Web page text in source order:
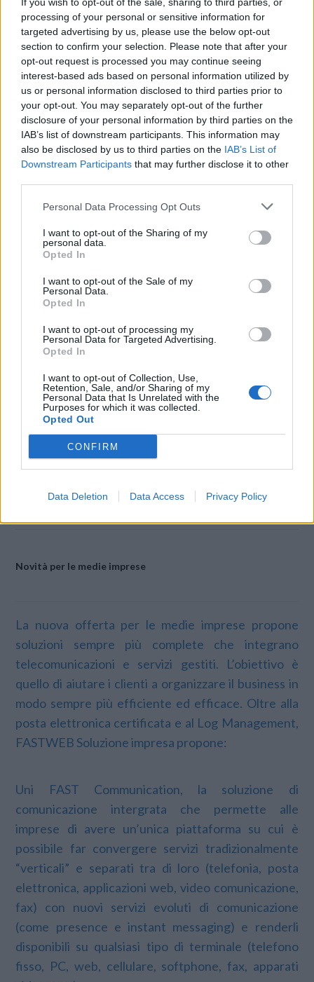
processing of your personal or sensitive information for
targeted advertising by us, please use the below opt-out
section to confirm your selection. Please note that after your
opt-out request is processed you may continue seeing
interest-based ads based on personal information utilized by
us or personal information disclosed to third parties prior to
your opt-out. You may separately opt-out of the further
disclosure of your personal information by third parties on the
IAB’s list of downstream participants. This information may
also be disclosed by us to third parties on the IAB’s List of
Downstream Participants that may further disclose it to other
Personal Data Processing Opt Outs
I want to opt-out of the Sharing of my
personal data.
Opted In
I want to opt-out of the Sale of my
Personal Data.
Opted In
I want to opt-out of processing my
Personal Data for Targeted Advertising.
Opted In
I want to opt-out of Collection, Use,
Retention, Sale, and/or Sharing of my
Personal Data that Is Unrelated with the
Purposes for which it was collected.
Opted Out
CONFIRM
Data Deletion Data Access Privacy Policy
le aziende interessate a costruire con FASTWEB
una partnership ed una relazione duratura e di
fiducia.
Fra le soluzioni innovative introdotte da FASTWEB
nell’offerta per la piccola impresa sono da ricordare
Comunica Con, l’offerta di centralini IP evoluti, e
FASTWEB Rete Sicura, la sicurezza gestita.
Comunica Con rappresenta lo strumento unico che
semplifica la comunicazione delle PMI integrando
telefonia IP. Essa rende disponibili per esempio la
Presence (possibilità di verifica lo stato di
disponibilità dei colleghi), l’invio e ricezione dei fax
sul proprio computer, il Click to Call (per effettuare
chiamate con un semplice da un contatto Outlook).
FASTWEB Rete Sicura comprende un set completo
di funzionalità di sicurezza di base (tra cui firewall,
antivirus e IPS sono solo le principali) ed il Web
filtering, che consente di filtrare l’accesso dei
dipendenti a determinate categorie di siti Web.
L’offerta garantisce alle aziende la semplicità e
l’efficacia di un servizio gestito e mantenuto
Novità per le medie imprese
La nuova offerta per le medie imprese propone
soluzioni sempre più complete che integrano
telecomunicazioni e servizi gestiti. L’obiettivo è
quello di aiutare i clienti a organizzare il business in
modo sempre più efficiente ed efficace. Oltre alla
posta elettronica certificata e al Log Management,
FASTWEB Soluzione impresa propone:
Uni FAST Communication, la soluzione di
comunicazione intergrata che permette alle
imprese di avere un’unica piattaforma su cui è
possibile far convergere servizi tradizionalmente
“verticali” e separati tra di loro (telefonia, posta
elettronica, applicazioni web, video comunicazione,
fax) con nuovi servizi evoluti di comunicazione
(come presence e instant messaging) e renderli
disponibili su qualsiasi tipo di terminale (telefono
fisso, PC, web, cellulare, softphone, fax, apparati